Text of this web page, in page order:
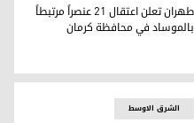
طهران تعلن اعتقال 21 عنصراً مرتبطاً
بالموساد في محافظة كرمان
الشرق الاوسط